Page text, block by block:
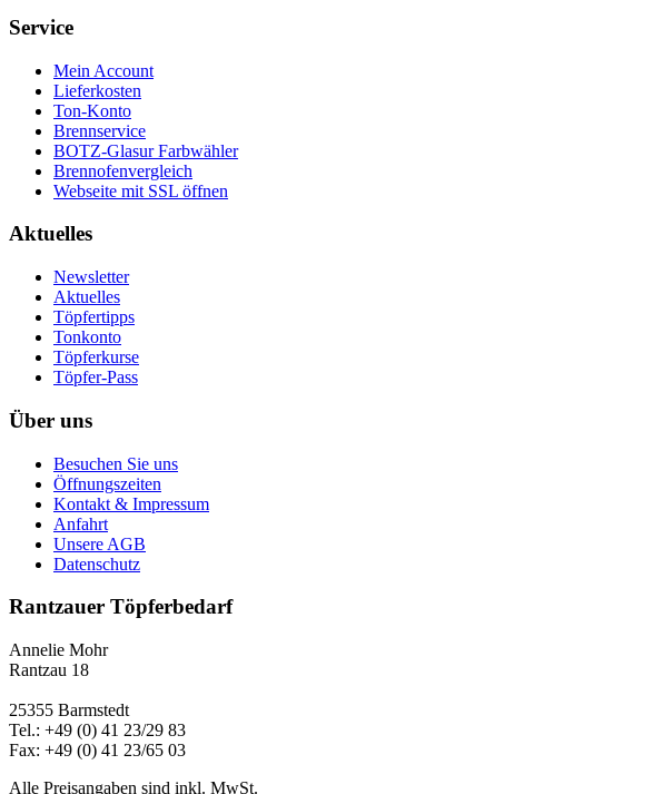
Service
Mein Account
Lieferkosten
Ton-Konto
Brennservice
BOTZ-Glasur Farbwähler
Brennofenvergleich
Webseite mit SSL öffnen
Aktuelles
Newsletter
Aktuelles
Töpfertipps
Tonkonto
Töpferkurse
Töpfer-Pass
Über uns
Besuchen Sie uns
Öffnungszeiten
Kontakt & Impressum
Anfahrt
Unsere AGB
Datenschutz
Rantzauer Töpferbedarf
Annelie Mohr
Rantzau 18
25355 Barmstedt
Tel.: +49 (0) 41 23/29 83
Fax: +49 (0) 41 23/65 03
Alle Preisangaben sind inkl. MwSt.